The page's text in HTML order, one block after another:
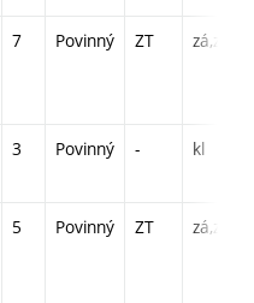
7 Povinný ZT zá,zk
3 Povinný - kl
5 Povinný ZT zá,zk